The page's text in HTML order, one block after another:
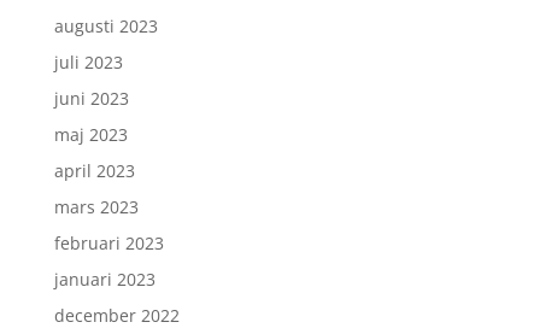
augusti 2023
juli 2023
juni 2023
maj 2023
april 2023
mars 2023
februari 2023
januari 2023
december 2022